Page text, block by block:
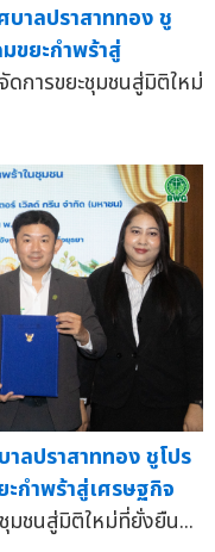
าลปราสาททอง ชู
ขยะกำพร้าสู่
การขยะชุมชนสู่มิติใหม่
ลปราสาททอง ชูโปร
กำพร้าสู่เศรษฐกิจ
มชนสู่มิติใหม่ที่ยั่งยืน...